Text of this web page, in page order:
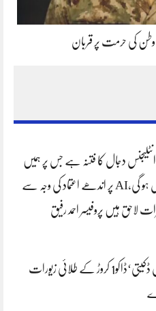
وطن کی حرمت پر قربان
دجال کا فتنہ ہے جس پر ہمیں
فتح حاصل ہو گی،AI پر اندھے اعتماد کی وجہ سے
لاحق ہیں پروفیسر احمد رفیق
کلرسیداں ڈکیتی‘ڈاکو1 کروڑ کے طلائی زیورات